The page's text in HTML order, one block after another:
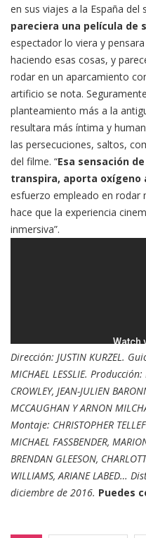
en sus viajes a la España del
pareciera una película de
espectador lo viera y
haciendo esas cosas, y
rodar en un aparcamiento
artificio se nota.
planteamiento más a la
resultara más íntima y
las persecuciones, saltos,
del filme. “Esa sensación
transpira, aporta oxígeno
esfuerzo empleado en rodar
hace que la experiencia
inmersiva”.
Dirección: JUSTIN KURZEL.
MICHAEL LESSLIE. Producción:
CROWLEY, JEAN-JULIEN
MCCAUGHAN Y ARNON
Montaje: CHRISTOPHER
MICHAEL FASSBENDER,
BRENDAN GLEESON,
WILLIAMS, ARIANE LABED…
diciembre de 2016. Puedes